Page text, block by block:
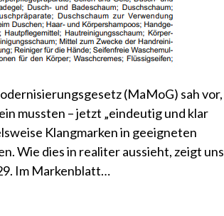
(MaMoG) sah vor,
mussten – jetzt „eindeutig und klar
Klangmarken in geeigneten
Wie dies in realiter aussieht, zeigt uns
Im Markenblatt…